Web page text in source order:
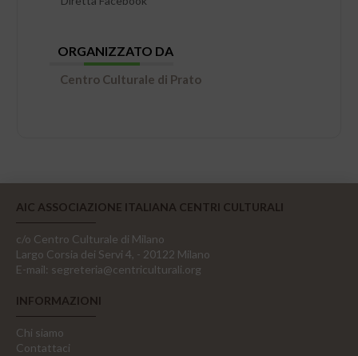
ORGANIZZATO DA
Centro Culturale di Prato
AIC ASSOCIAZIONE ITALIANA CENTRI CULTURALI
c/o Centro Culturale di Milano
Largo Corsia dei Servi 4, - 20122 Milano
E-mail: segreteria@centriculturali.org
INFORMAZIONI
Chi siamo
Contattaci